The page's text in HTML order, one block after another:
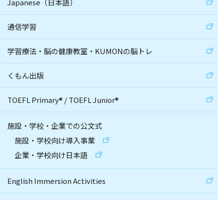
Japanese（日本語）
通信学習
学習療法・脳の健康教室・KUMONの脳トレ
くもん出版
TOEFL Primary® /TOEFL Junior®
施設・学校・企業での公文式
施設・学校向け導入事業
企業・学校向け日本語
English Immersion Activities